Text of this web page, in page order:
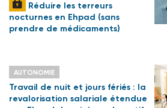
Réduire les terreurs
nocturnes en Ehpad (sans
prendre de médicaments)
AUTONOMIE
Travail de nuit et jours fériés : la
revalorisation salariale étendue